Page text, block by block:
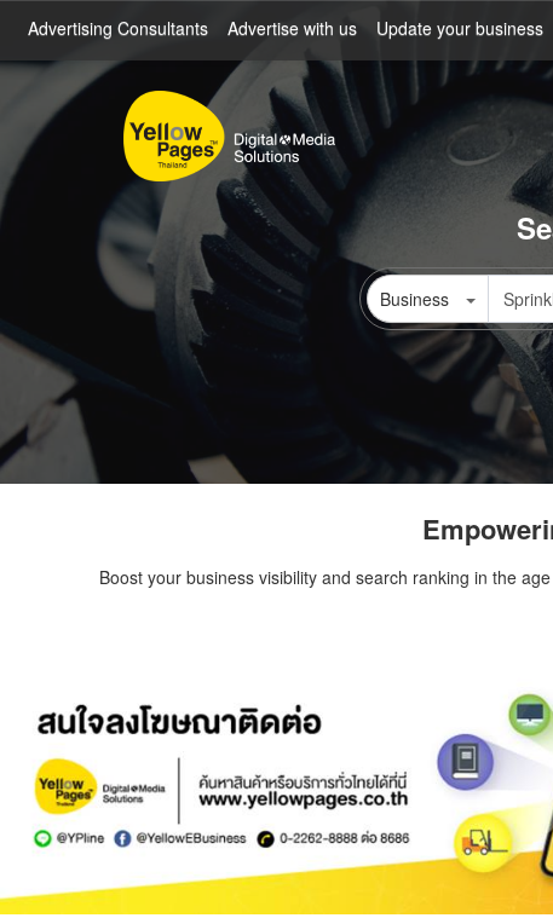
main
content
Advertising Consultants Advertise with us Update your business
Business
Boost your business visibility and search ranking in the